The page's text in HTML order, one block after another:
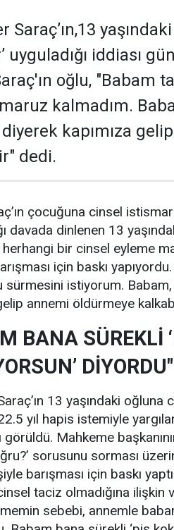
Saraç’ın,13
uyguladığı iddiası
oğlu, "Babam
kalmadım.
diyerek kapımıza
dedi.
çocuğuna cinsel
davada dinlenen 13
herhangi bir cinsel eyleme
için baskı
istiyorum. Babam,
annemi öldürmeye
BANA SÜREKLİ
DİYORDU"
13 yaşındaki
yıl hapis istemiyle
görüldü. Mahkeme
sorusunu sorması
barışması için baskı
taciz olmadığına
sebebi, annemle